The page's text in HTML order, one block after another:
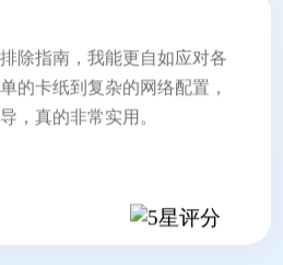
除指南，我能更自如应对各
的卡纸到复杂的网络配置，
，真的非常实用。